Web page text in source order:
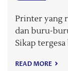
Printer yang
dan buru-
Sikap tergesa
READ MORE